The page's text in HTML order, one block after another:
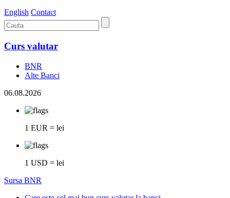
English Contact
Curs valutar
BNR
Alte Banci
06.08.2026
1 EUR = lei
1 USD = lei
Sursa BNR